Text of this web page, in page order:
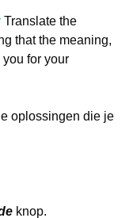
Translate the
that the meaning,
for your
oplossingen die je
knop.